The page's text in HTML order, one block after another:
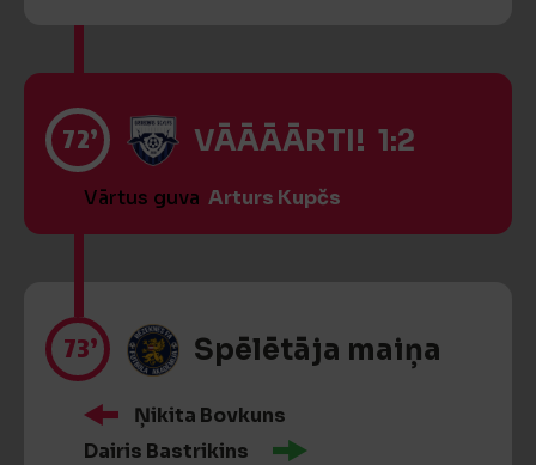
72’ VĀĀĀĀRTI! 1:2
Vārtus guva Arturs Kupčs
73’ Spēlētāja maiņa
Ņikita Bovkuns
Dairis Bastrikins